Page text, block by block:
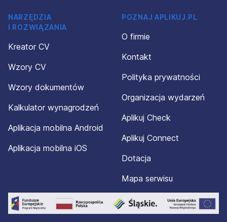
NARZĘDZIA
I ROZWIĄZANIA
Kreator CV
Wzory CV
Wzory dokumentów
Kalkulator wynagrodzeń
Aplikacja mobilna Android
Aplikacja mobilna iOS
POZNAJ APLIKUJ.PL
O firmie
Kontakt
Polityka prywatności
Organizacja wydarzeń
Aplikuj Check
Aplikuj Connect
Dotacja
Mapa serwisu